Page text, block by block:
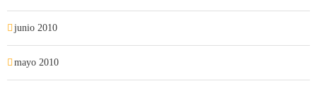
junio 2010
mayo 2010